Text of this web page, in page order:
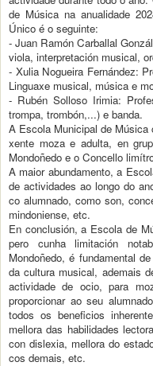
de Música na anualidade
Único é o seguinte:
- Juan Ramón Carballal
viola, interpretación musical,
- Xulia Nogueira Fernández:
Linguaxe musical, música e
- Rubén Solloso Irimia:
trompa, trombón,...) e banda.
A Escola Municipal de
xente moza e adulta, en
Mondoñedo e o Concello
A maior abundamento, a
de actividades ao longo do
co alumnado, como son,
mindoniense, etc.
En conclusión, a Escola de
pero cunha limitación
Mondoñedo, é fundamental
da cultura musical, ademais
actividade de ocio, para
proporcionar ao seu
todos os beneficios
mellora das habilidades
con dislexia, mellora do
cos demais, etc.